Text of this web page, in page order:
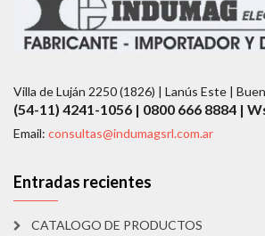
Villa de Luján 2250 (1826) | Lanús Este |
(54-11) 4241-1056 | 0800 666 8884 |
Email: consultas@indumagsrl.com.ar
Entradas recientes
CATALOGO DE PRODUCTOS